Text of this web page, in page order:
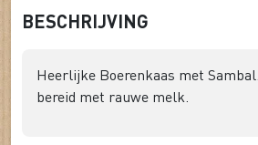
BESCHRIJVING
Heerlijke Boerenkaas met
bereid met rauwe melk.